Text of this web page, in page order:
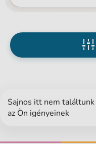
Sajnos itt nem
az Ön igényeinek